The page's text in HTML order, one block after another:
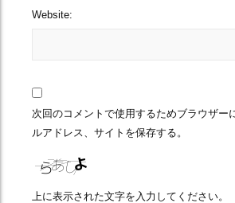
Website:
次回のコメントで使用するためブラウザー
ルアドレス、サイトを保存する。
上に表示された文字を入力してください。